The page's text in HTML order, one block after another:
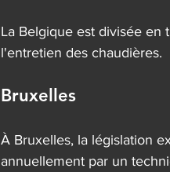
La Belgique est divisée en
l'entretien des chaudières.
Bruxelles
À Bruxelles, la législation
annuellement par un